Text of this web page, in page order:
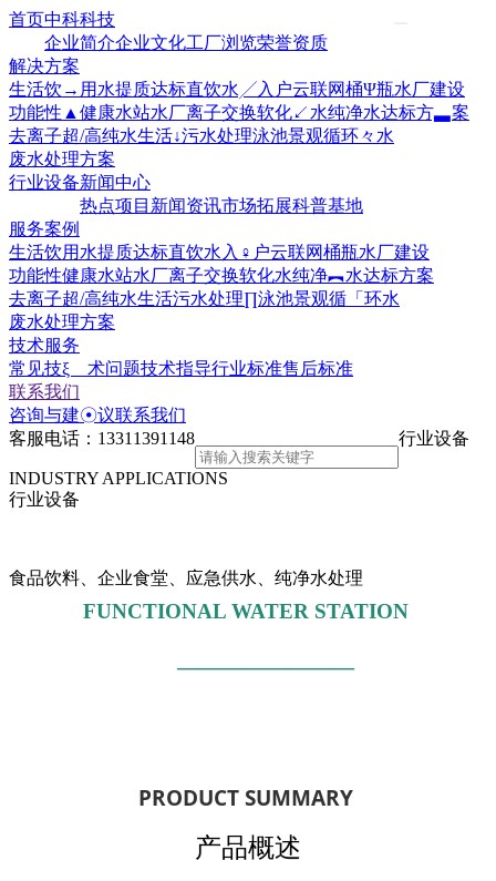
首页中科科技
企业简介企业文化工厂浏览荣誉资质
解决方案
生活饮→用水提质达标直饮水╱入户云联网桶Ψ瓶水厂建设
功能性▲健康水站水厂离子交换软化↙水纯净水达标方▃案
去离子超/高纯水生活↓污水处理泳池景观循环々水
废水处理方案
行业设备新闻中心
热点项目 新闻资讯市场拓展科普基地
服务案例
生活饮用水提质达标直饮水入♀户云联网桶瓶水厂建设
功能性健康水站水厂离子交换软化水纯净︻水达标方案
去离子超/高纯水生活污水处理∏泳池景观循「环水
废水处理方案
技术服务
常见技ξ 术问题技术指导行业标准售后标准
联系我们
咨询与建☉议联系我们
客服电话： 13311391148 行业设备
INDUSTRY APPLICATIONS
行业设备
食品饮料、企业食堂、应急供水、纯净水处理
FUNCTIONAL WATER STATION
————————
PRODUCT SUMMARY
产品概述